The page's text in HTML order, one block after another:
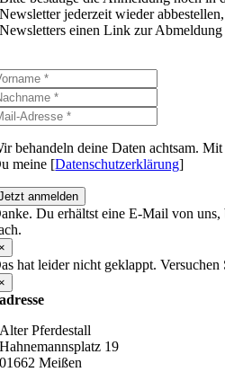
Newsletter jederzeit wieder
Newsletters einen Link zur Abmeldung
behandeln deine Daten achtsam.
meine [Datenschutzerklärung]
anmelden
Du erhältst eine E-Mail von uns,
hat leider nicht geklappt. Versuchen
adresse
Alter Pferdestall
Hahnemannsplatz 19
01662 Meißen